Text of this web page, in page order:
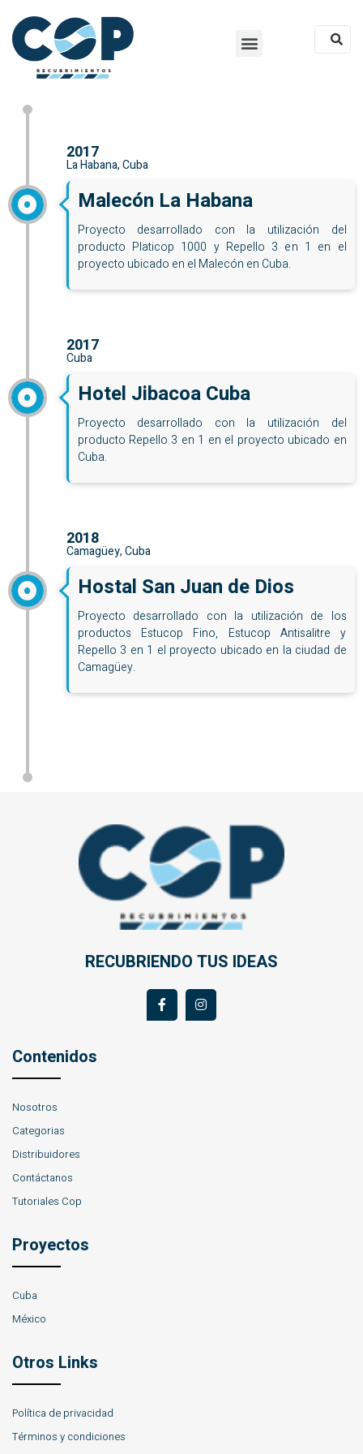
2017
La Habana, Cuba
Malecón La Habana
Proyecto desarrollado con la utilización del
producto Platicop 1000 y Repello 3 en 1 en el
proyecto ubicado en el Malecón en Cuba.
2017
Cuba
Hotel Jibacoa Cuba
Proyecto desarrollado con la utilización del
producto Repello 3 en 1 en el proyecto ubicado en
Cuba.
2018
Camagüey, Cuba
Hostal San Juan de Dios
Proyecto desarrollado con la utilización de los
productos Estucop Fino, Estucop Antisalitre y
Repello 3 en 1 el proyecto ubicado en la ciudad de
Camagüey.
RECUBRIENDO TUS IDEAS
Contenidos
Nosotros
Categorias
Distribuidores
Contáctanos
Tutoriales Cop
Proyectos
Cuba
México
Otros Links
Política de privacidad
Términos y condiciones